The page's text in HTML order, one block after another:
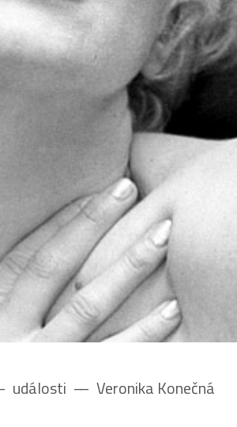
události –– Veronika Konečná